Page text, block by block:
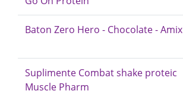
Baton Zero Hero - Chocolate - Amix
Suplimente Combat shake proteic
Muscle Pharm